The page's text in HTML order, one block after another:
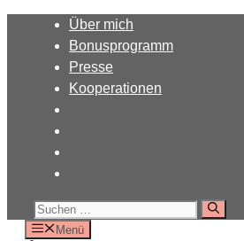
springen
Über mich
Bonusprogramm
Presse
Kooperationen
Suchen
nach:Menü